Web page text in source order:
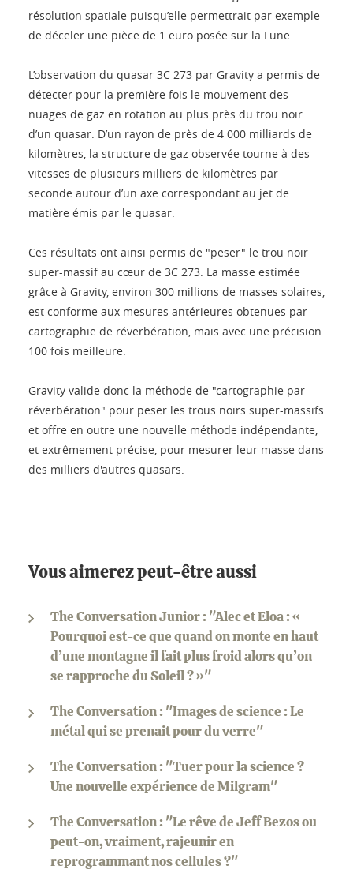
résolution spatiale puisqu’elle permettrait par exemple
de déceler une pièce de 1 euro posée sur la Lune.
L’observation du quasar 3C 273 par Gravity a permis de
détecter pour la première fois le mouvement des
nuages de gaz en rotation au plus près du trou noir
d’un quasar. D’un rayon de près de 4 000 milliards de
kilomètres, la structure de gaz observée tourne à des
vitesses de plusieurs milliers de kilomètres par
seconde autour d’un axe correspondant au jet de
matière émis par le quasar.
Ces résultats ont ainsi permis de "peser" le trou noir
super-massif au cœur de 3C 273. La masse estimée
grâce à Gravity, environ 300 millions de masses solaires,
est conforme aux mesures antérieures obtenues par
cartographie de réverbération, mais avec une précision
100 fois meilleure.
Gravity valide donc la méthode de "cartographie par
réverbération" pour peser les trous noirs super-massifs
et offre en outre une nouvelle méthode indépendante,
et extrêmement précise, pour mesurer leur masse dans
des milliers d'autres quasars.
Vous aimerez peut-être aussi
The Conversation Junior : "Alec et Eloa : «
Pourquoi est-ce que quand on monte en haut
d’une montagne il fait plus froid alors qu’on
se rapproche du Soleil ? »"
The Conversation : "Images de science : Le
métal qui se prenait pour du verre"
The Conversation : "Tuer pour la science ?
Une nouvelle expérience de Milgram"
The Conversation : "Le rêve de Jeff Bezos ou
peut-on, vraiment, rajeunir en
reprogrammant nos cellules ?"